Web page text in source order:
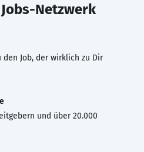
Jobs-Netzwerk
den Job, der wirklich zu Dir
und über 20.000